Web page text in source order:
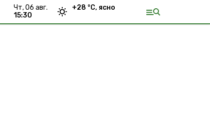
чт, 06 авг.
15:30
+28 °С, ясно